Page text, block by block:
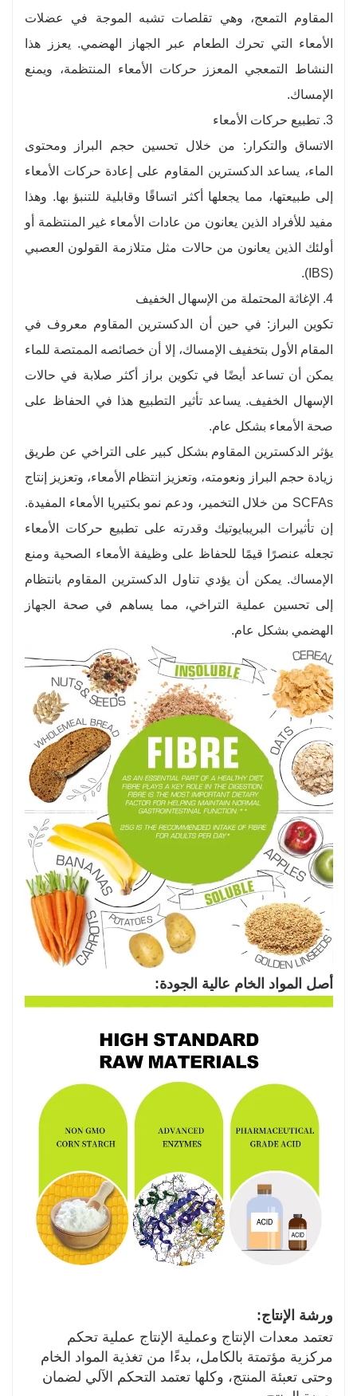
المقاوم التمعج، وهي تقلصات تشبه الموجة في عضلات
الأمعاء التي تحرك الطعام عبر الجهاز الهضمي. يعزز هذا
النشاط التمعجي المعزز حركات الأمعاء المنتظمة، ويمنع
الإمساك.
3. تطبيع حركات الأمعاء
الاتساق والتكرار: من خلال تحسين حجم البراز ومحتوى
الماء، يساعد الدكسترين المقاوم على إعادة حركات الأمعاء
إلى طبيعتها، مما يجعلها أكثر اتساقًا وقابلية للتنبؤ بها. وهذا
مفيد للأفراد الذين يعانون من عادات الأمعاء غير المنتظمة أو
أولئك الذين يعانون من حالات مثل متلازمة القولون العصبي
(IBS).
4. الإغاثة المحتملة من الإسهال الخفيف
تكوين البراز: في حين أن الدكسترين المقاوم معروف في
المقام الأول بتخفيف الإمساك، إلا أن خصائصه الممتصة للماء
يمكن أن تساعد أيضًا في تكوين براز أكثر صلابة في حالات
الإسهال الخفيف. يساعد تأثير التطبيع هذا في الحفاظ على
صحة الأمعاء بشكل عام.
يؤثر الدكسترين المقاوم بشكل كبير على التراخي عن طريق
زيادة حجم البراز ونعومته، وتعزيز انتظام الأمعاء، وتعزيز إنتاج
SCFAs من خلال التخمير، ودعم نمو بكتيريا الأمعاء المفيدة.
إن تأثيرات البريبايوتيك وقدرته على تطبيع حركات الأمعاء
تجعله عنصرًا قيمًا للحفاظ على وظيفة الأمعاء الصحية ومنع
الإمساك. يمكن أن يؤدي تناول الدكسترين المقاوم بانتظام
إلى تحسين عملية التراخي، مما يساهم في صحة الجهاز
الهضمي بشكل عام.
أصل المواد الخام عالية الجودة:
ورشة الإنتاج:
تعتمد معدات الإنتاج وعملية الإنتاج عملية تحكم
مركزية مؤتمتة بالكامل، بدءًا من تغذية المواد الخام
وحتى تعبئة المنتج، وكلها تعتمد التحكم الآلي لضمان